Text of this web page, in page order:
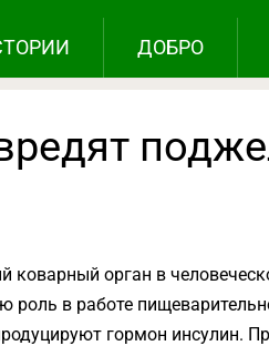
ДОБРО
орган в
в работе
гормон инсулин.